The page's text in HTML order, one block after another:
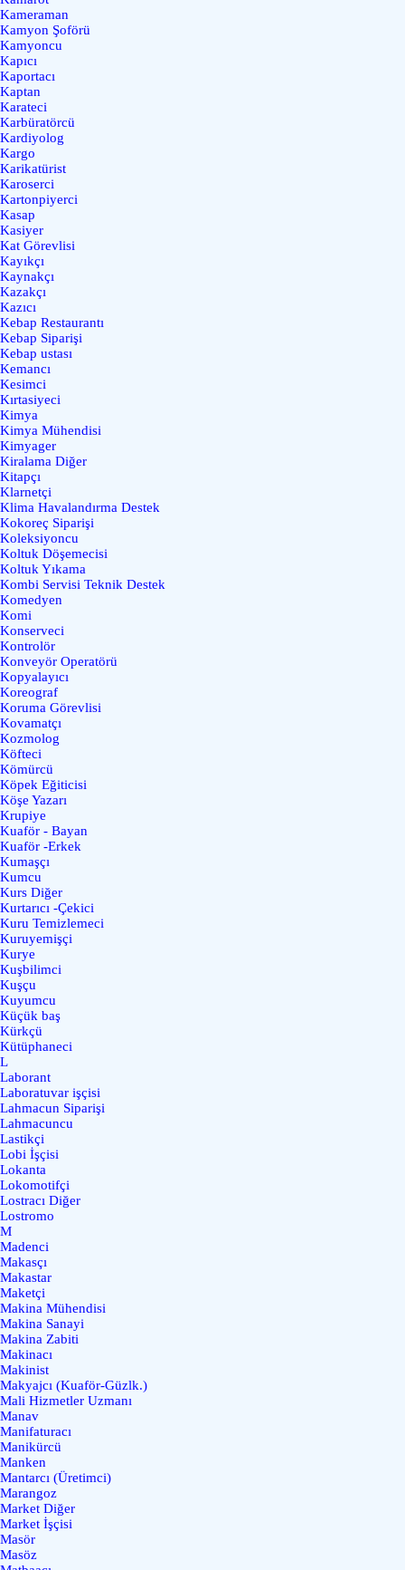
Kameraman
Kamyon Şoförü
Kamyoncu
Kapıcı
Kaportacı
Kaptan
Karateci
Karbüratörcü
Kardiyolog
Kargo
Karikatürist
Karoserci
Kartonpiyerci
Kasap
Kasiyer
Kat Görevlisi
Kayıkçı
Kaynakçı
Kazakçı
Kazıcı
Kebap Restaurantı
Kebap Siparişi
Kebap ustası
Kemancı
Kesimci
Kırtasiyeci
Kimya
Kimya Mühendisi
Kimyager
Kiralama Diğer
Kitapçı
Klarnetçi
Klima Havalandırma Destek
Kokoreç Siparişi
Koleksiyoncu
Koltuk Döşemecisi
Koltuk Yıkama
Kombi Servisi Teknik Destek
Komedyen
Komi
Konserveci
Kontrolör
Konveyör Operatörü
Kopyalayıcı
Koreograf
Koruma Görevlisi
Kovamatçı
Kozmolog
Köfteci
Kömürcü
Köpek Eğiticisi
Köşe Yazarı
Krupiye
Kuaför - Bayan
Kuaför -Erkek
Kumaşçı
Kumcu
Kurs Diğer
Kurtarıcı -Çekici
Kuru Temizlemeci
Kuruyemişçi
Kurye
Kuşbilimci
Kuşçu
Kuyumcu
Küçük baş
Kürkçü
Kütüphaneci
L
Laborant
Laboratuvar işçisi
Lahmacun Siparişi
Lahmacuncu
Lastikçi
Lobi İşçisi
Lokanta
Lokomotifçi
Lostracı Diğer
Lostromo
M
Madenci
Makasçı
Makastar
Maketçi
Makina Mühendisi
Makina Sanayi
Makina Zabiti
Makinacı
Makinist
Makyajcı (Kuaför-Güzlk.)
Mali Hizmetler Uzmanı
Manav
Manifaturacı
Manikürcü
Manken
Mantarcı (Üretimci)
Marangoz
Market Diğer
Market İşçisi
Masör
Masöz